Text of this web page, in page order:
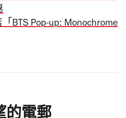
BTS Pop-up: Monochrome
的電郵